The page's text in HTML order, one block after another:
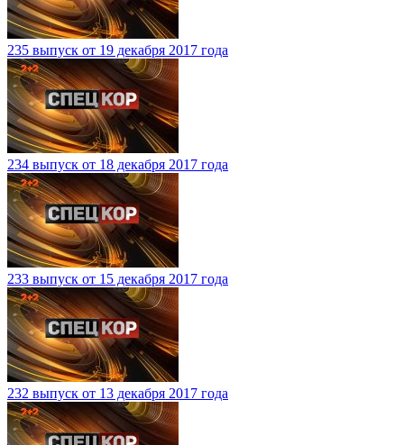
235 выпуск от 19 декабря 2017 года
234 выпуск от 18 декабря 2017 года
233 выпуск от 15 декабря 2017 года
232 выпуск от 13 декабря 2017 года